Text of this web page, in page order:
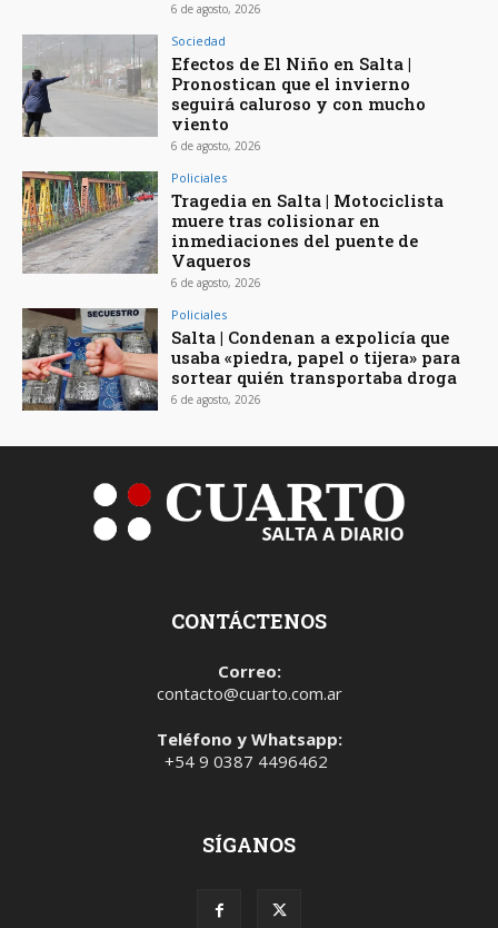
6 de agosto, 2026
Sociedad
Efectos de El Niño en Salta |
Pronostican que el invierno
seguirá caluroso y con mucho
viento
6 de agosto, 2026
Policiales
Tragedia en Salta | Motociclista
muere tras colisionar en
inmediaciones del puente de
Vaqueros
6 de agosto, 2026
Policiales
Salta | Condenan a expolicía que
usaba «piedra, papel o tijera» para
sortear quién transportaba droga
6 de agosto, 2026
CONTÁCTENOS
Correo:
contacto@cuarto.com.ar
Teléfono y Whatsapp:
+54 9 0387 4496462
SÍGANOS